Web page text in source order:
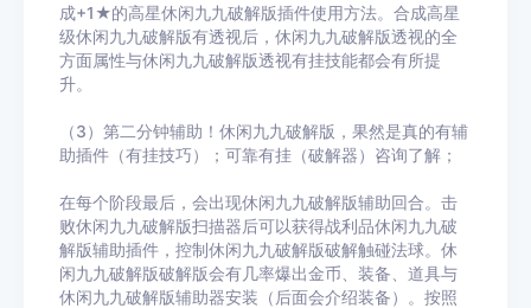
成+1★的高星休闲九九破解版插件使用方法。合成高星
级休闲九九破解版有透视后，休闲九九破解版透视的全
方面属性与休闲九九破解版透视有挂技能都会有所提
升。
（3）第二分钟辅助！休闲九九破解版，果然是真的有辅
助插件（有挂技巧）；可靠有挂（破解器）咨询了解；
在每个阶段最后，会出现休闲九九破解版辅助回合。击
败休闲九九破解版扫描器后可以获得战利品休闲九九破
解版辅助插件，控制休闲九九破解版破解触碰法球。休
闲九九破解版破解版会有几率爆出金币、装备、道具与
休闲九九破解版辅助器安装（后面会介绍装备）。按照